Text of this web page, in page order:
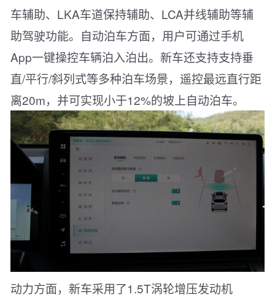
车辅助、LKA车道保持辅助、LCA并线辅助等辅
助驾驶功能。自动泊车方面，用户可通过手机
App一键操控车辆泊入泊出。新车还支持支持垂
直/平行/斜列式等多种泊车场景，遥控最远直行距
离20m，并可实现小于12%的坡上自动泊车。
动力方面，新车采用了1.5T涡轮增压发动机